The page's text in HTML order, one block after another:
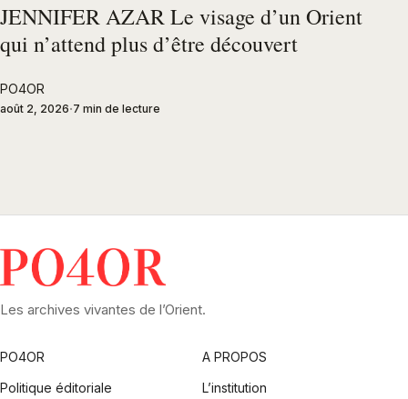
JENNIFER AZAR Le visage d’un Orient
qui n’attend plus d’être découvert
PO4OR
août 2, 2026 7 min de lecture
Les archives vivantes de l’Orient.
PO4OR
A PROPOS
Politique éditoriale
L’institution